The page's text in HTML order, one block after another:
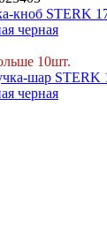
кноб STERK
черная
10шт.